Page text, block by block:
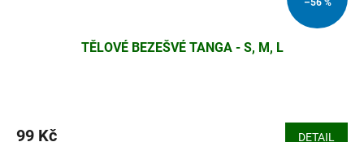
–56 %
TĚLOVÉ BEZEŠVÉ TANGA - S, M, L
99 Kč DETAIL